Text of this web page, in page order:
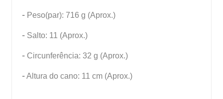
- Peso(par): 716 g (Aprox.)
- Salto: 11 (Aprox.)
- Circunferência: 32 g (Aprox.)
-Altura do cano: 11 cm (Aprox.)